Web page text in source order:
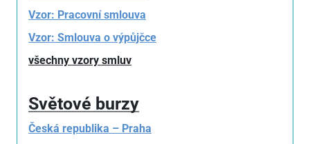
Vzor: Pracovní smlouva
Vzor: Smlouva o výpůjčce
všechny vzory smluv
Světové burzy
Česká republika – Praha